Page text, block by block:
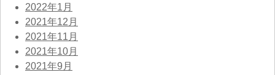
2022年1月
2021年12月
2021年11月
2021年10月
2021年9月